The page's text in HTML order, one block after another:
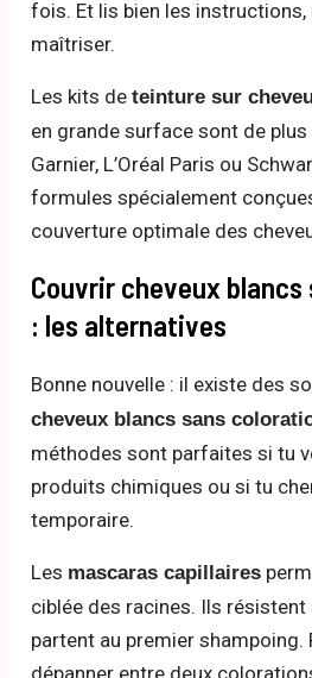
fois. Et lis bien les
maîtriser.
Les kits deteinture sur
en grande surface sont de
Garnier, L’Oréal Paris ou
formules spécialement
couverture optimale des
Couvrir cheveux
: les alternatives
Bonne nouvelle : il existe des
cheveux blancs sans
méthodes sont parfaites si tu
produits chimiques ou si tu
temporaire.
Les mascaras capillaires
ciblée des racines. Ils résistent
partent au premier shampoing.
dépanner entre deux